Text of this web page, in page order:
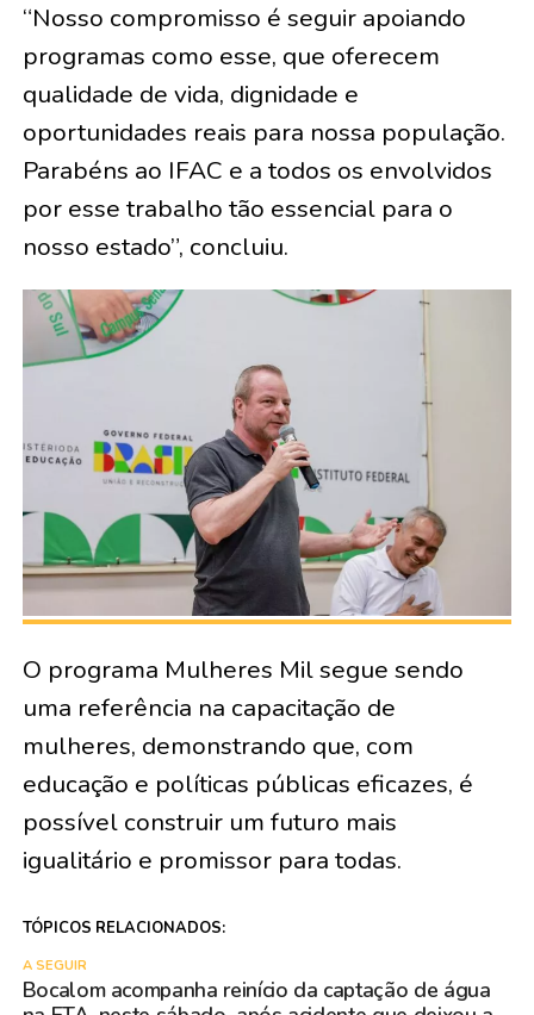
“Nosso compromisso é seguir apoiando
programas como esse, que oferecem
qualidade de vida, dignidade e
oportunidades reais para nossa população.
Parabéns ao IFAC e a todos os envolvidos
por esse trabalho tão essencial para o
nosso estado”, concluiu.
O programa Mulheres Mil segue sendo
uma referência na capacitação de
mulheres, demonstrando que, com
educação e políticas públicas eficazes, é
possível construir um futuro mais
igualitário e promissor para todas.
TÓPICOS RELACIONADOS:
A SEGUIR
Bocalom acompanha reinício da captação de água